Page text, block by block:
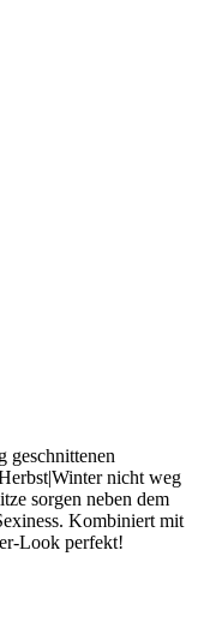
geschnittenen
nicht weg
sorgen neben dem
Kombiniert mit
Look perfekt!